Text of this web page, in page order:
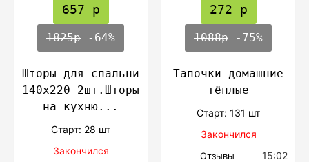
657 р
1825р -64%
Шторы для спальни
140х220 2шт.Шторы
на кухню...
Cтарт: 28 шт
Закончился
272 р
1088р -75%
Тапочки домашние
тёплые
Cтарт: 131 шт
Закончился
Отзывы 15:02